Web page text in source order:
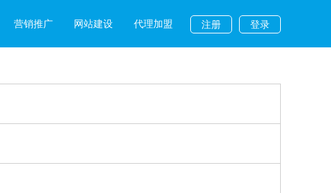
登录
注册
营销推广 网站建设 代理加盟